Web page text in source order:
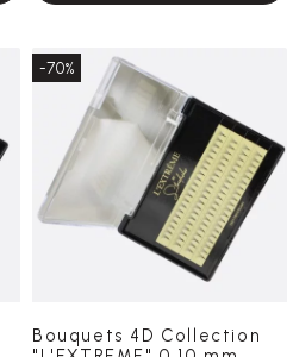
Bouquets 4D Collection
-70%